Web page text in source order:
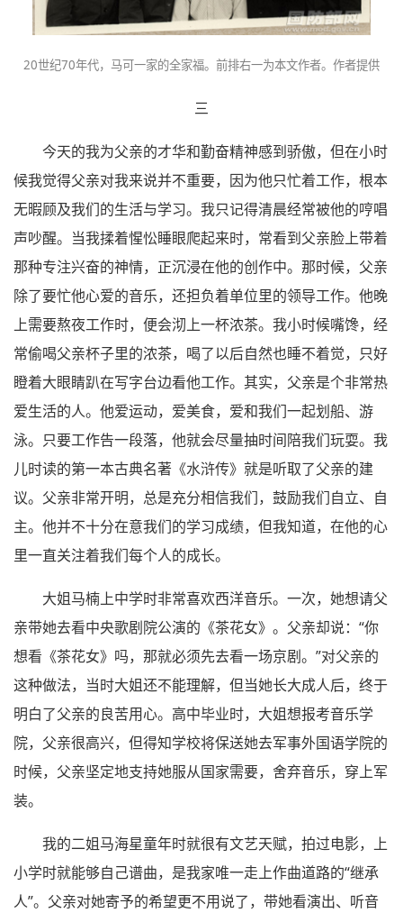
20世纪70年代，马可一家的全家福。前排右一为本文作者。作者提供
三
今天的我为父亲的才华和勤奋精神感到骄傲，但在小时
候我觉得父亲对我来说并不重要，因为他只忙着工作，根本
无暇顾及我们的生活与学习。我只记得清晨经常被他的哼唱
声吵醒。当我揉着惺忪睡眼爬起来时，常看到父亲脸上带着
那种专注兴奋的神情，正沉浸在他的创作中。那时候，父亲
除了要忙他心爱的音乐，还担负着单位里的领导工作。他晚
上需要熬夜工作时，便会沏上一杯浓茶。我小时候嘴馋，经
常偷喝父亲杯子里的浓茶，喝了以后自然也睡不着觉，只好
瞪着大眼睛趴在写字台边看他工作。其实，父亲是个非常热
爱生活的人。他爱运动，爱美食，爱和我们一起划船、游
泳。只要工作告一段落，他就会尽量抽时间陪我们玩耍。我
儿时读的第一本古典名著《水浒传》就是听取了父亲的建
议。父亲非常开明，总是充分相信我们，鼓励我们自立、自
主。他并不十分在意我们的学习成绩，但我知道，在他的心
里一直关注着我们每个人的成长。
大姐马楠上中学时非常喜欢西洋音乐。一次，她想请父
亲带她去看中央歌剧院公演的《茶花女》。父亲却说：“你
想看《茶花女》吗，那就必须先去看一场京剧。”对父亲的
这种做法，当时大姐还不能理解，但当她长大成人后，终于
明白了父亲的良苦用心。高中毕业时，大姐想报考音乐学
院，父亲很高兴，但得知学校将保送她去军事外国语学院的
时候，父亲坚定地支持她服从国家需要，舍弃音乐，穿上军
装。
我的二姐马海星童年时就很有文艺天赋，拍过电影，上
小学时就能够自己谱曲，是我家唯一走上作曲道路的“继承
人”。父亲对她寄予的希望更不用说了，带她看演出、听音